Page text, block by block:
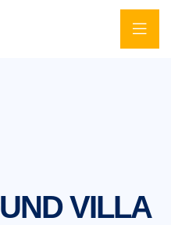
VILLA